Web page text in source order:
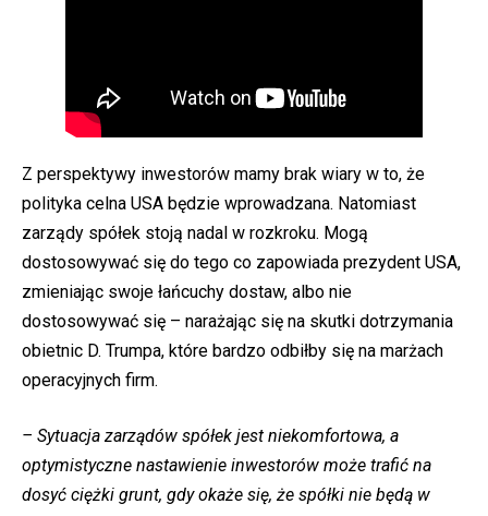
Z perspektywy inwestorów mamy brak wiary w to, że
polityka celna USA będzie wprowadzana. Natomiast
zarządy spółek stoją nadal w rozkroku. Mogą
dostosowywać się do tego co zapowiada prezydent USA,
zmieniając swoje łańcuchy dostaw, albo nie
dostosowywać się – narażając się na skutki dotrzymania
obietnic D. Trumpa, które bardzo odbiłby się na marżach
operacyjnych firm.
– Sytuacja zarządów spółek jest niekomfortowa, a
optymistyczne nastawienie inwestorów może trafić na
dosyć ciężki grunt, gdy okaże się, że spółki nie będą w